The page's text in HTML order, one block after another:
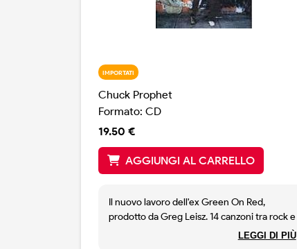
IMPORTATI
Chuck Prophet
Formato: CD
19.50 €
AGGIUNGI AL CARRELLO
Il nuovo lavoro dell'ex Green On Red,
prodotto da Greg Leisz. 14 canzoni tra rock e
radici. Uno dei dischi migliori di Chuck.LEGGI DI PIÙ